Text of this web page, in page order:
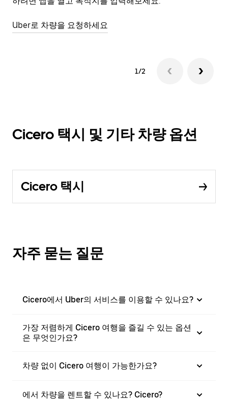
Uber로 차량을 요청하세요
1/2
Cicero 택시 및 기타 차량 옵션
Cicero 택시
자주 묻는 질문
Cicero에서 Uber의 서비스를 이용할 수 있나요?
가장 저렴하게 Cicero 여행을 즐길 수 있는 옵션
은 무엇인가요?
차량 없이 Cicero 여행이 가능한가요?
에서 차량을 렌트할 수 있나요? Cicero?